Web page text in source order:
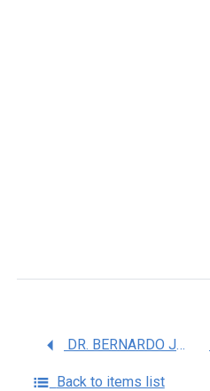
DR. BERNARDO JOSE CORTINA CEBALLOS
Back to items list